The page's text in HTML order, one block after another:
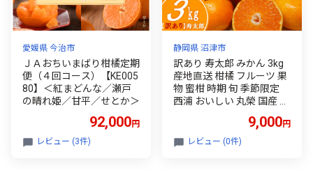
愛媛県 今治市
ＪＡおちいまばり柑橘定期
便（４回コース）【KE005
80】＜紅まどんな／瀬戸
の晴れ姫／甘平／せとか＞
92,000円
レビュー (3件)
静岡県 沼津市
訳あり 寿太郎 みかん 3kg
産地直送 柑橘 フルーツ 果
物 蜜柑 時期 旬 季節限定
西浦 おいしい 丸榮 国産 静
9,000円
レビュー (0件)